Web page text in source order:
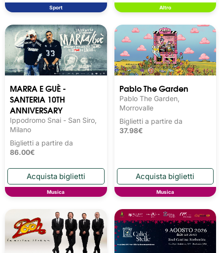
Sport Altro
MARRA E GUÈ -
SANTERIA 10TH
ANNIVERSARY
Ippodromo Snai - San Siro,
Milano
Biglietti a partire da
86.00€
Musica
Pablo The Garden
Pablo The Garden,
Morrovalle
Biglietti a partire da
37.98€
Musica